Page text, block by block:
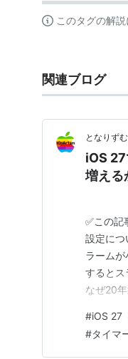
このタグの解
関連ブログ
となりずむ
iOS
増える
✅この記
設定につ
ラーム
するとス
なぜ20
逃げ道も
てから
#iOS 27
#タイマ